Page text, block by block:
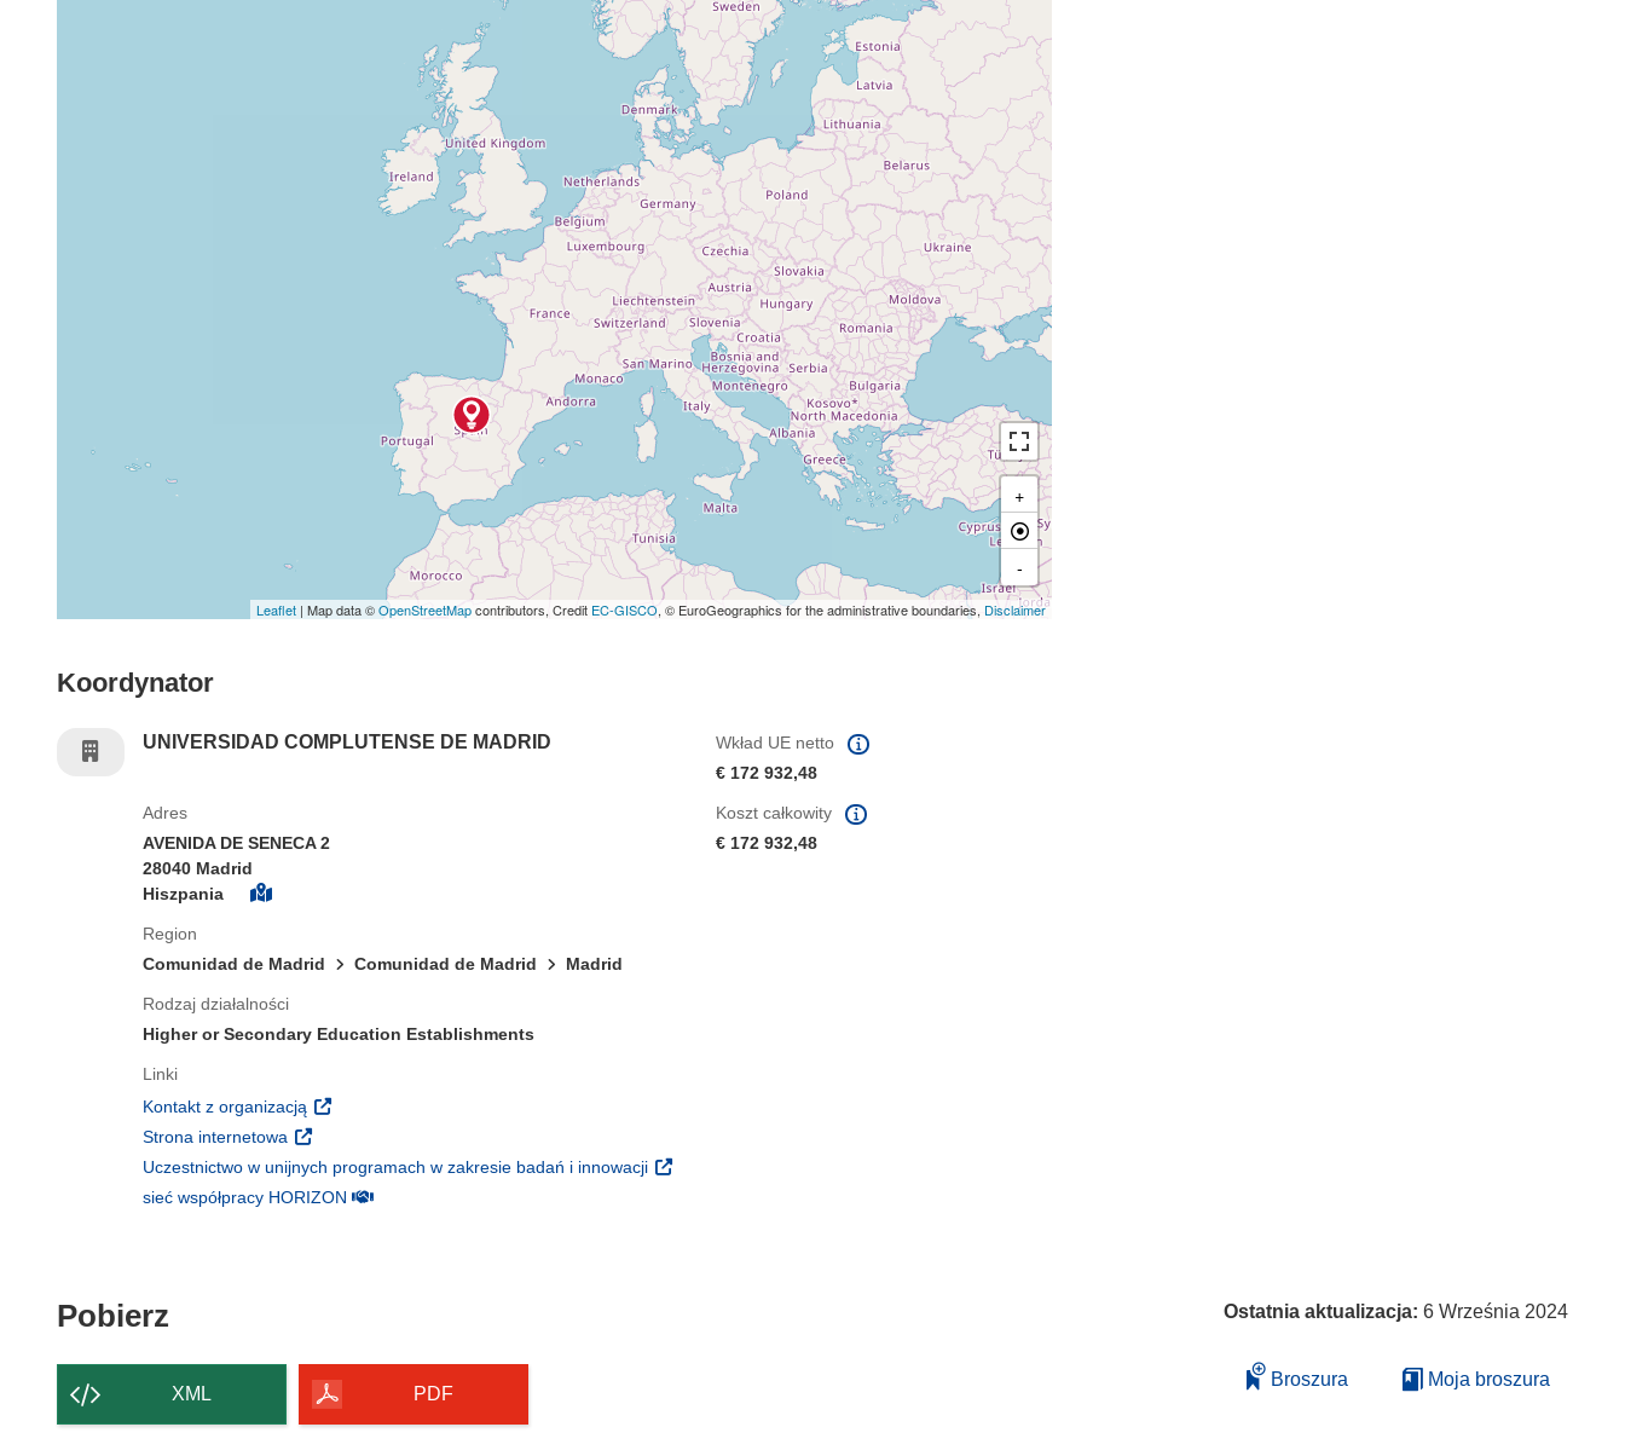
+
-
Leaflet | Map data ©OpenStreetMapcontributors, Credit EC-GISCO, © EuroGeographics for the administrative boundaries, Disclaimer
Koordynator
UNIVERSIDAD COMPLUTENSE DE MADRID
Wkład UE netto
€ 172 932,48
Adres
AVENIDA DE SENECA 2
28040 Madrid
Hiszpania
Region
Comunidad de Madrid
Comunidad de Madrid Madrid
Rodzaj działalności
Higher or Secondary Education Establishments
Linki
Kontakt z organizacją (odnośnik otworzy się w nowym oknie)
Strona internetowa (odnośnik otworzy się w nowym oknie)
Uczestnictwo w unijnych programach w zakresie badań i innowacji (odnośnik otworzy się w nowym oknie)
sieć współpracy HORIZON(odnośnik otworzy się w nowym oknie)
Koszt całkowity
€ 172 932,48
Pobierz
XML PDF
Ostatnia aktualizacja: 6 Września 2024
Broszura Moja broszura